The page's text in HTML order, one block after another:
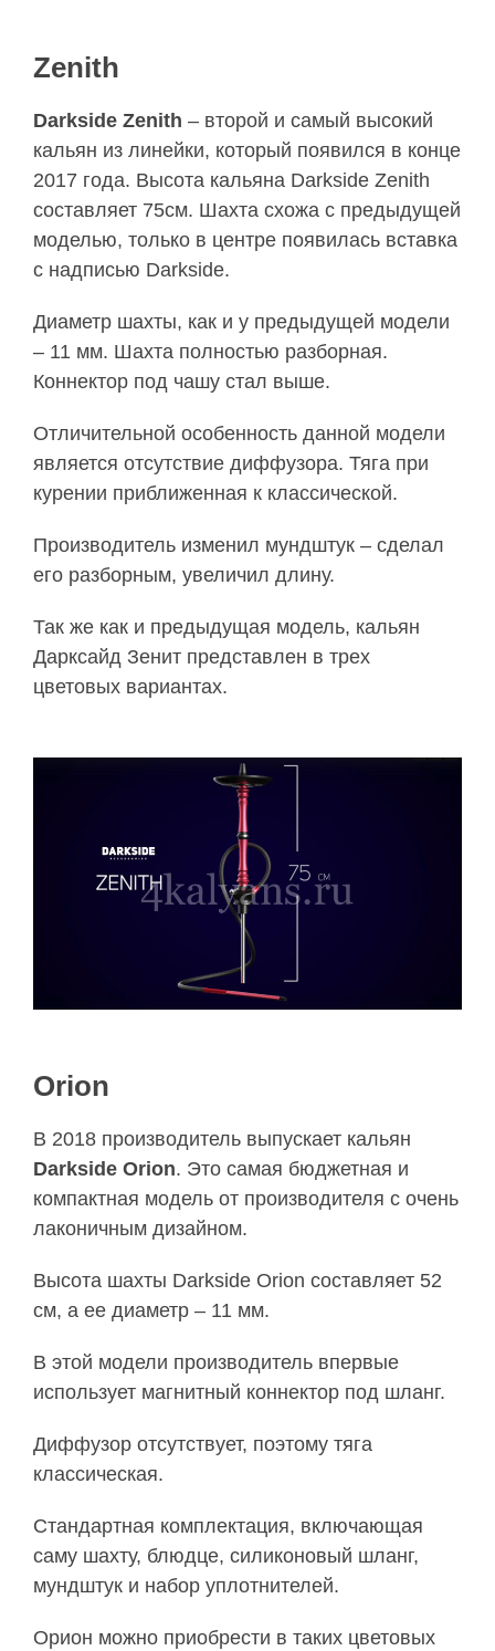
Zenith
Darkside Zenith – второй и самый высокий
кальян из линейки, который появился в конце
2017 года. Высота кальяна Darkside Zenith
составляет 75см. Шахта схожа с предыдущей
моделью, только в центре появилась вставка
с надписью Darkside.
Диаметр шахты, как и у предыдущей модели
– 11 мм. Шахта полностью разборная.
Коннектор под чашу стал выше.
Отличительной особенность данной модели
является отсутствие диффузора. Тяга при
курении приближенная к классической.
Производитель изменил мундштук – сделал
его разборным, увеличил длину.
Так же как и предыдущая модель, кальян
Дарксайд Зенит представлен в трех
цветовых вариантах.
Orion
В 2018 производитель выпускает кальян
Darkside Orion. Это самая бюджетная и
компактная модель от производителя с очень
лаконичным дизайном.
Высота шахты Darkside Orion составляет 52
см, а ее диаметр – 11 мм.
В этой модели производитель впервые
использует магнитный коннектор под шланг.
Диффузор отсутствует, поэтому тяга
классическая.
Стандартная комплектация, включающая
саму шахту, блюдце, силиконовый шланг,
мундштук и набор уплотнителей.
Орион можно приобрести в таких цветовых